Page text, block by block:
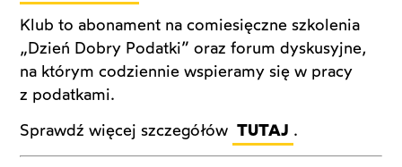
Klub to abonament na comiesięczne szkolenia
„Dzień Dobry Podatki” oraz forum dyskusyjne,
na którym codziennie wspieramy się w pracy
z podatkami.
Sprawdź więcej szczegółów TUTAJ .